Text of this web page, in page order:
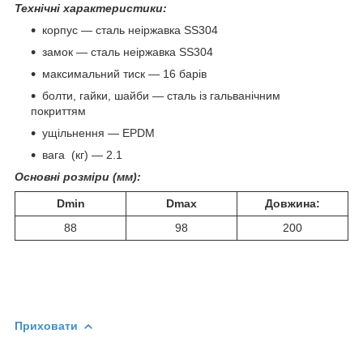
Технічні характеристики:
корпус — сталь неіржавка SS304
замок — сталь неіржавка SS304
максимальний тиск — 16 барів
болти, гайки, шайби — сталь із гальванічним
покриттям
ущільнення — EPDM
вага (кг) — 2.1
Основні розміри (мм):
Dmin Dmax
Довжина:
88
98 200
Приховати